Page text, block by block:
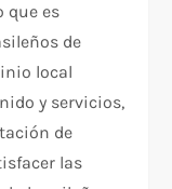
que es
de
local
y servicios,
de
las